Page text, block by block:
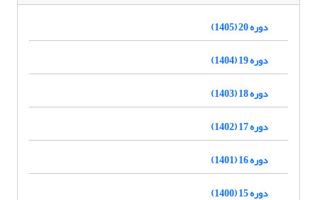
دوره 20 (1405)
دوره 19 (1404)
دوره 18 (1403)
دوره 17 (1402)
دوره 16 (1401)
دوره 15 (1400)